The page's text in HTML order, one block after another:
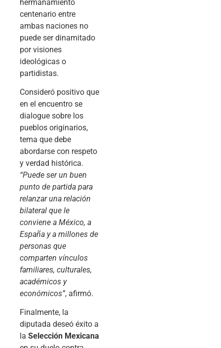
hermanamiento
centenario entre
ambas naciones no
puede ser dinamitado
por visiones
ideológicas o
partidistas.
Consideró positivo que
en el encuentro se
dialogue sobre los
pueblos originarios,
tema que debe
abordarse con respeto
y verdad histórica.
“Puede ser un buen
punto de partida para
relanzar una relación
bilateral que le
conviene a México, a
España y a millones de
personas que
comparten vínculos
familiares, culturales,
académicos y
económicos”, afirmó.
Finalmente, la
diputada deseó éxito a
la Selección Mexicana